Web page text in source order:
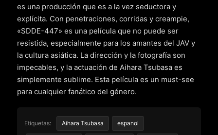
es una producción que es a la vez seductora y
explícita. Con penetraciones, corridas y creampie,
«SDDE-447» es una película que no puede ser
resistida, especialmente para los amantes del JAV y
la cultura asiática. La dirección y la fotografía son
impecables, y la actuación de Aihara Tsubasa es
simplemente sublime. Esta película es un must-see
para cualquier fanático del género.
Etiquetas: Aihara Tsubasa espanol